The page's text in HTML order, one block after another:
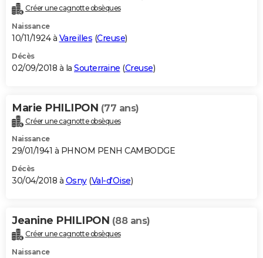
Créer une cagnotte obsèques
Naissance
10/11/1924 à Vareilles (Creuse)
Décès
02/09/2018 à la Souterraine (Creuse)
Marie PHILIPON (77 ans)
Créer une cagnotte obsèques
Naissance
29/01/1941 à PHNOM PENH CAMBODGE
Décès
30/04/2018 à Osny(Val-d'Oise)
Jeanine PHILIPON (88 ans)
Créer une cagnotte obsèques
Naissance